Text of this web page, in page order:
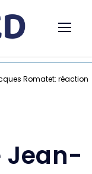
Romatet: réaction
Jean-